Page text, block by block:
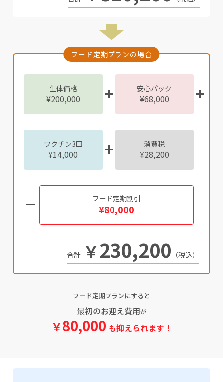
フード定期プランの場合
生体価格
¥200,000
安心パック
¥68,000
ワクチン3回
¥14,000
消費税
¥28,200
フード定期割引
¥80,000
￥230,200 （税込）
フード定期プランにすると
最初のお迎え費用が
￥80,000 も抑えられます！